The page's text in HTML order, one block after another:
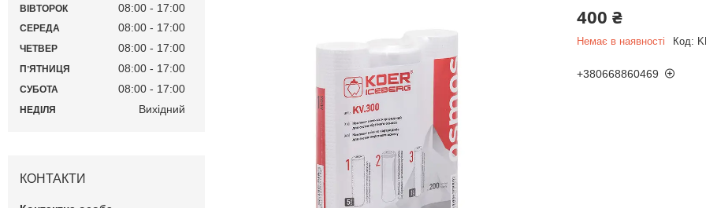
400 ₴
Немає в наявності Код:
+380668860469
ВІВТОРОК 08:00 17:00
СЕРЕДА 08:00 17:00
ЧЕТВЕР 08:00 17:00
ПʼЯТНИЦЯ 08:00 17:00
СУБОТА 08:00 17:00
НЕДІЛЯ Вихідний
КОНТАКТИ